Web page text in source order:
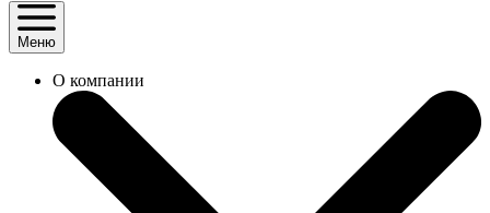
Меню
О компании